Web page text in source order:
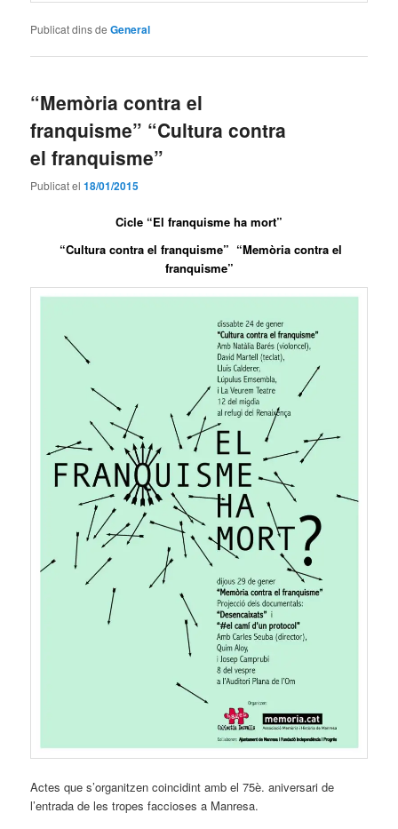
Publicat dins de General
“Memòria contra el
franquisme” “Cultura contra
el franquisme”
Publicat el18/01/2015
Cicle “El franquisme ha mort”
“Cultura contra el franquisme” “Memòria contra el
franquisme”
Actes que s’organitzen coincidint amb el 75è. aniversari de
l’entrada de les tropes faccioses a Manresa.